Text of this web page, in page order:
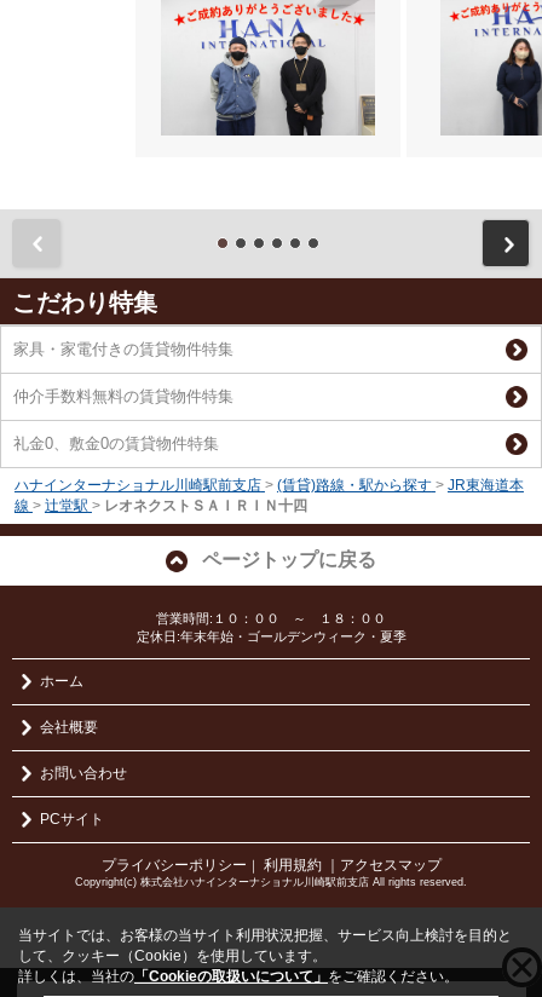
こだわり特集
家具・家電付きの賃貸物件特集
仲介手数料無料の賃貸物件特集
礼金0、敷金0の賃貸物件特集
ハナインターナショナル川崎駅前支店 > (賃貸)路線・駅から探す > JR東海道本
線 > 辻堂駅 > レオネクストＳＡＩＲＩＮ十四
ページトップに戻る
営業時間:１０：００ ～ １８：００
定休日:年末年始・ゴールデンウィーク・夏季
ホーム
会社概要
お問い合わせ
PCサイト
プライバシーポリシー 利用規約 ｜アクセスマップ
Copyright(c) 株式会社ハナインターナショナル川崎駅前支店 All rights reserved.
当サイトでは、お客様の当サイト利用状況把握、サービス向上検討を目的と
して、クッキー（Cookie）を使用しています。
詳しくは、当社の 「Cookieの取扱いについて」 をご確認ください。